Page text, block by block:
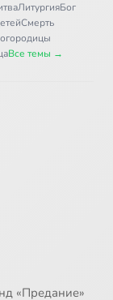
ЛитургияБог
Смерть
Все темы →
«Предание»